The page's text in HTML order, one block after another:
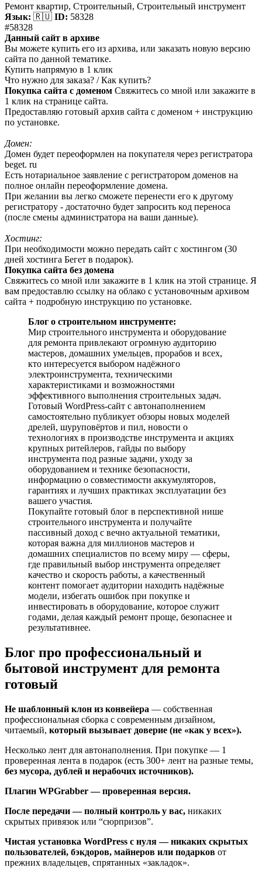
Ремонт квартир, Строительный, Строительный инструмент
Язык: 🇷🇺 ID: 58328
#58328
Данный сайт в архиве
Вы можете купить его из архива, или заказать новую версию
сайта по данной тематике.
Купить напрямую в 1 клик
Что нужно для заказа? / Как купить?
Покупка сайта с доменом Свяжитесь со мной или закажите в
1 клик на странице сайта.
Предоставляю готовый архив сайта с доменом + инструкцию
по установке.
Домен:
Домен будет переоформлен на покупателя через регистратора
beget. ru
Есть нотариальное заявление с регистратором доменов на
полное онлайн переоформление домена.
При желании вы легко сможете перенести его к другому
регистратору - достаточно будет запросить код переноса
(после смены администратора на ваши данные).
Хостинг:
При необходимости можно передать сайт с хостингом (30
дней хостинга Бегет в подарок).
Покупка сайта без домена
Свяжитесь со мной или закажите в 1 клик на этой странице. Я
вам предоставлю ссылку на облако с установочным архивом
сайта + подробную инструкцию по установке.
Блог о строительном инструменте:
Мир строительного инструмента и оборудование
для ремонта привлекают огромную аудиторию
мастеров, домашних умельцев, прорабов и всех,
кто интересуется выбором надёжного
электроинструмента, техническими
характеристиками и возможностями
эффективного выполнения строительных задач.
Готовый WordPress-сайт с автонаполнением
самостоятельно публикует обзоры новых моделей
дрелей, шуруповёртов и пил, новости о
технологиях в производстве инструмента и акциях
крупных ритейлеров, гайды по выбору
инструмента под разные задачи, уходу за
оборудованием и технике безопасности,
информацию о совместимости аккумуляторов,
гарантиях и лучших практиках эксплуатации без
вашего участия.
Покупайте готовый блог в перспективной нише
строительного инструмента и получайте
пассивный доход с вечно актуальной тематики,
которая важна для миллионов мастеров и
домашних специалистов по всему миру — сферы,
где правильный выбор инструмента определяет
качество и скорость работы, а качественный
контент помогает аудитории находить надёжные
модели, избегать ошибок при покупке и
инвестировать в оборудование, которое служит
годами, делая каждый ремонт проще, безопаснее и
результативнее.
Блог про профессиональный и
бытовой инструмент для ремонта
готовый
Не шаблонный клон из конвейера — собственная
профессиональная сборка с современным дизайном,
читаемый, который вызывает доверие (не «как у всех»).
Несколько лент для автонаполнения. При покупке — 1
проверенная лента в подарок (есть 300+ лент на разные темы,
без мусора, дублей и нерабочих источников).
Плагин WPGrabber — проверенная версия.
После передачи — полный контроль у вас, никаких
скрытых привязок или “сюрпризов”.
Чистая установка WordPress с нуля — никаких скрытых
пользователей, бэкдоров, майнеров или подарков от
прежних владельцев, спрятанных «закладок».